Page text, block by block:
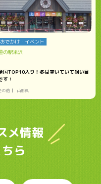
おでかけ・イベント
の駅米沢
国TOP10入り！冬は空いていて狙い目
す！
の他 山形県
メ情報
ら